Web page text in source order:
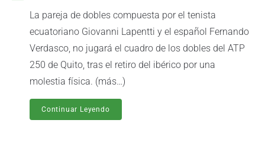
La pareja de dobles compuesta por el tenista
ecuatoriano Giovanni Lapentti y el español Fernando
Verdasco, no jugará el cuadro de los dobles del ATP
250 de Quito, tras el retiro del ibérico por una
molestia física. (más…)
Continuar Leyendo